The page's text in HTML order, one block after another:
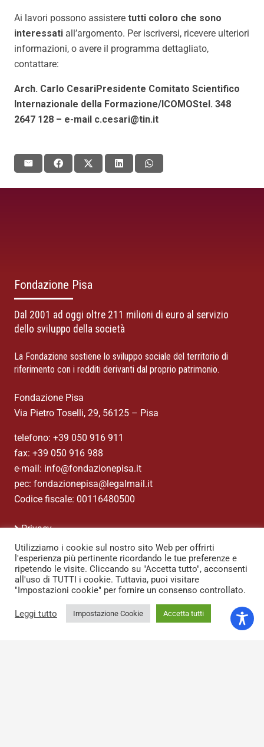
Ai lavori possono assistere tutti coloro che sono
interessati all’argomento. Per iscriversi, ricevere ulteriori
informazioni, o avere il programma dettagliato,
contattare:
Arch. Carlo CesariPresidente Comitato Scientifico
Internazionale della Formazione/ICOMOStel. 348
2647 128 – e-mail c.cesari@tin.it
Fondazione Pisa
Dal 2001 ad oggi oltre 211 milioni di euro al servizio
dello sviluppo della società
La Fondazione sostiene lo sviluppo sociale del territorio di
riferimento con i redditi derivanti dal proprio patrimonio.
Fondazione Pisa
Via Pietro Toselli, 29, 56125 – Pisa
telefono: +39 050 916 911
fax: +39 050 916 988
e-mail: info@fondazionepisa.it
pec: fondazionepisa@legalmail.it
Codice fiscale: 00116480500
Privacy
Contatti
Credits
Utilizziamo i cookie sul nostro sito Web per offrirti
l'esperienza più pertinente ricordando le tue preferenze e
ripetendo le visite. Cliccando su "Accetta tutto", acconsenti
all'uso di TUTTI i cookie. Tuttavia, puoi visitare
"Impostazioni cookie" per fornire un consenso controllato.
Leggi tutto Impostazione Cookie Accetta tutti